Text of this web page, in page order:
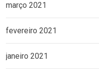
março 2021
fevereiro 2021
janeiro 2021